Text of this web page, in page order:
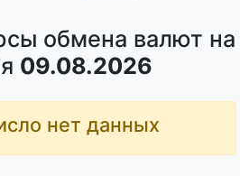
обмена валют на
09.08.2026
нет данных